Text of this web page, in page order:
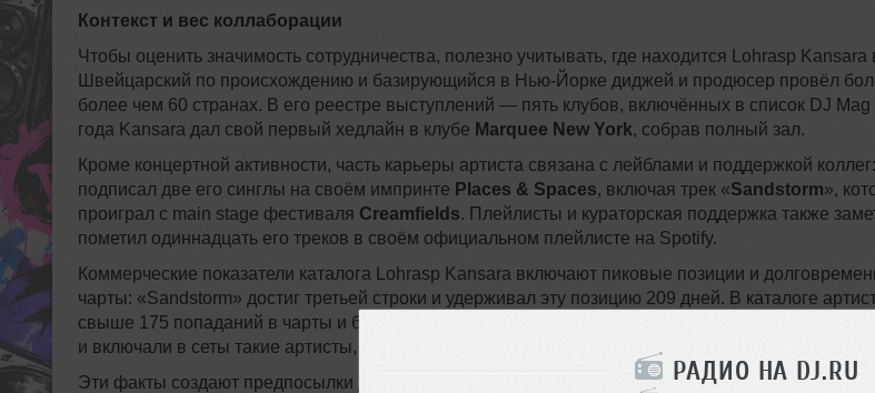
РАДИО НА DJ.RU
Контекст и вес коллаборации
Чтобы оценить значимость сотрудничества, полезно учитывать, где находится Lohrasp Kansara
Швейцарский по происхождению и базирующийся в Нью-Йорке диджей и продюсер провёл
более чем 60 странах. В его реестре выступлений — пять клубов, включённых в список DJ
года Kansara дал свой первый хедлайн в клубе Marquee New York, собрав полный зал.
Кроме концертной активности, часть карьеры артиста связана с лейблами и поддержкой
подписал две его синглы на своём импринте Places & Spaces, включая трек «Sandstorm»,
проиграл с main stage фестиваля Creamfields. Плейлисты и кураторская поддержка также
пометил одиннадцать его треков в своём официальном плейлисте на Spotify.
Коммерческие показатели каталога Lohrasp Kansara включают пиковые позиции и
чарты: «Sandstorm» достиг третьей строки и удерживал эту позицию 209 дней. В каталоге
свыше 175 попаданий в чарты и более 13 миллионов охвата в плейлистах. Кроме того, на его
и включали в сеты такие артисты, как Calvin Harris, Martin Garrix, Tiësto, Dom Dolla, Adriatique и
Эти факты создают предпосылки для того, чтобы релиз «Joanna» рассматривать как заметный